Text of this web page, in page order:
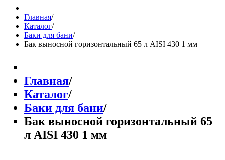
Главная/
Каталог/
Баки для бани/
Бак выносной горизонтальный 65 л AISI 430 1 мм
Главная/
Каталог/
Баки для бани/
Бак выносной горизонтальный 65
л AISI 430 1 мм